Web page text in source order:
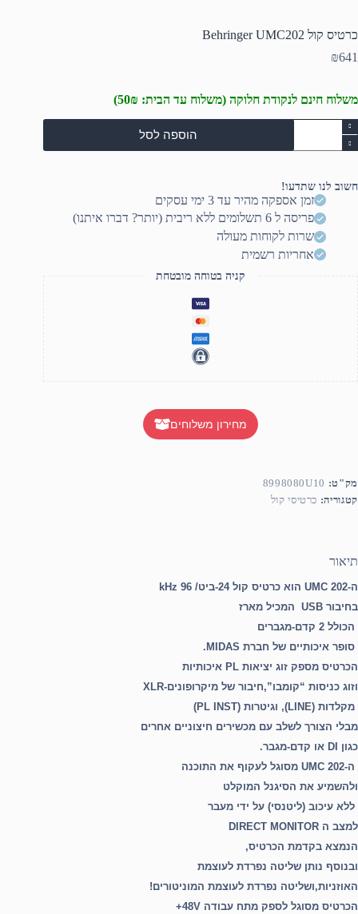
כרטיס קול Behringer UMC202
₪641
משלוח חינם לנקודת חלוקה (משלוח עד הבית: 50₪)
כמות
של
כרטיס
Behringer
UMC202
הוספה לסל
חשוב לנו שתדעו!
זמן אספקה מהיר עד 3 ימי עסקים
פריסה ל 6 תשלומים ללא ריבית (יותר? דברו איתנו)
שרות לקוחות מעולה
אחריות רשמית
קניה בטוחה מובטחת
מחירון משלוחים
מק"ט: 8998080U10
קטגוריה: כרטיסי קול
תיאור
ה-UMC 202 הוא כרטיס קול 24-ביט/ 96 kHz
בחיבור USB המכיל מארז
הכולל 2 קדם-מגברים
סופר איכותיים של חברת MIDAS.
הכרטיס מספק זוג יציאות PL איכותיות
וזוג כניסות “קומבו”,חיבור של מיקרופונים-XLR
מקלדות (LINE), וגיטרות (PL INST)
מבלי הצורך לשלב עם מכשירים חיצוניים אחרים
כגון DI או קדם-מגבר.
ה-UMC 202 מסוגל לעקוף את התוכנה
ולהשמיע את הסיגנל המוקלט
ללא עיכוב (ליטנסי) על ידי מעבר
למצב ה DIRECT MONITOR
הנמצא בקדמת הכרטיס,
ובנוסף נותן שליטה נפרדת לעוצמת
האוזניות,ושליטה נפרדת לעוצמת המוניטורים!
הכרטיס מסוגל לספק מתח עבודה 48V+